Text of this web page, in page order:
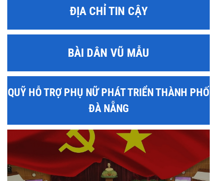
ĐỊA CHỈ TIN CẬY
BÀI DÂN VŨ MẪU
QUỸ HỖ TRỢ PHỤ NỮ PHÁT TRIỂN THÀNH PHỐ
ĐÀ NẴNG